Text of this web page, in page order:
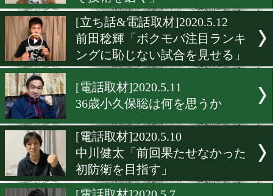
本多航大「次の目標に向か
て」
[電話取材]2020.5.23
田中教仁「もう一度チャン
掴みにいく」
[電話取材]2020.5.21
大沢宏晋「前を向くしか答
ない」